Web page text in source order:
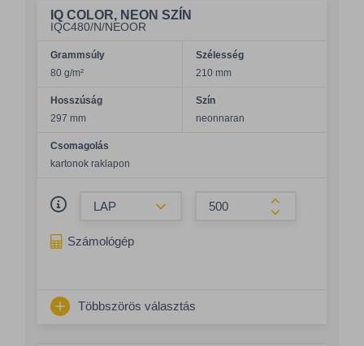
IQ COLOR, NEON SZÍN
IQC480/N/NEOOR
Grammsúly
80 g/m²
Szélesség
210 mm
Hosszúság
297 mm
Szín
neonnaran
Csomagolás
kartonok raklapon
Összeg
Számológép
Többszörös választás